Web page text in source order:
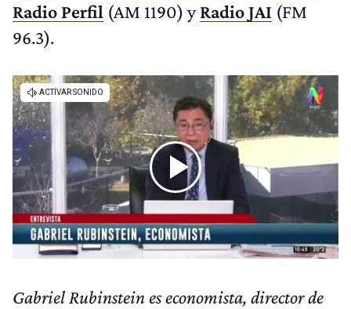
Radio Perfil (AM 1190) yRadio JAI (FM
96.3).
Gabriel Rubinstein es economista, director de